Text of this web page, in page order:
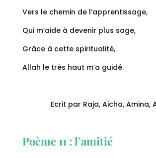
Vers le chemin de l’apprentissage,
Qui m’aide à devenir plus sage,
Grâce à cette spiritualité,
Allah le très haut m’a guidé.
Ecrit par Raja, Aicha, Amina,
Poème 11 : l’amitié